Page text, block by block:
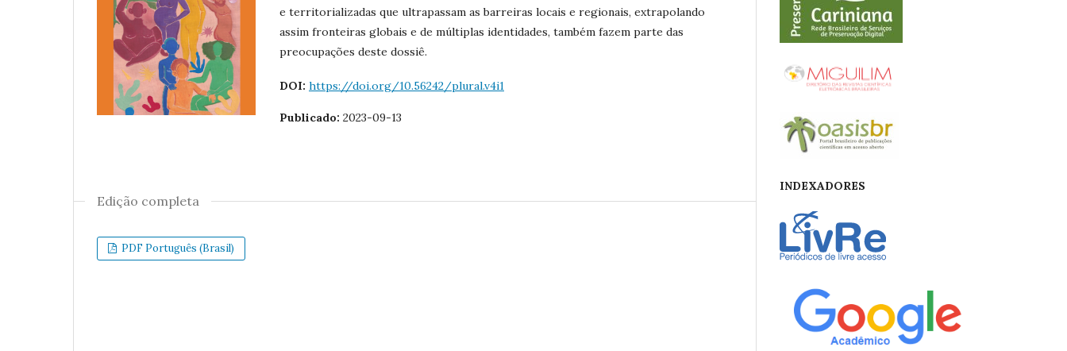
e territorializadas que ultrapassam as barreiras locais e regionais, extrapolando
assim fronteiras globais e de múltiplas identidades, também fazem parte das
preocupações deste dossiê.
DOI: https://doi.org/10.56242/plural.v4i1
Publicado: 2023-09-13
Edição completa
PDF Português (Brasil)
INDEXADORES